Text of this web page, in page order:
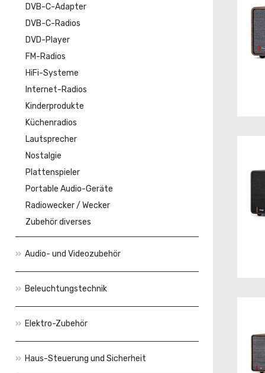
DVB-C-Adapter
DVB-C-Radios
DVD-Player
FM-Radios
HiFi-Systeme
Internet-Radios
Kinderprodukte
Küchenradios
Lautsprecher
Nostalgie
Plattenspieler
Portable Audio-Geräte
Radiowecker / Wecker
Zubehör diverses
Audio- und Videozubehör
Beleuchtungstechnik
Elektro-Zubehör
Haus-Steuerung und Sicherheit